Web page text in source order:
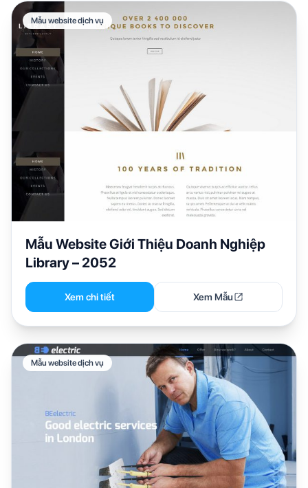
Mẫu website dịch vụ
Mẫu Website Giới Thiệu Doanh Nghiệp
Library – 2052
Xem chi tiết Xem Mẫu
Mẫu website dịch vụ